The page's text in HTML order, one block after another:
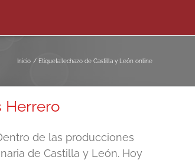
Inicio Etiqueta: lechazo de Castilla y León online
Herrero
de las producciones
de Castilla y León. Hoy